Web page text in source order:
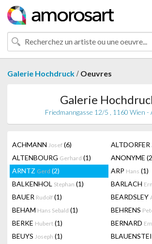
Galerie Hochdruck / Oeuvres
Galerie
Friedmanngasse 12/5 , 1160 Wien -
ACHMANN Josef (6) ALTDORFER
ALTENBOURG Gerhard (1) ANONYME
ARNTZ Gerd (2) ARP Hans (1)
BALKENHOL Stephan (1) BARLACH
BAUER Rudolf (1) BEARDSLEY
BEHAM Hans Sebald (1) BEHRENS
BERKE Hubert (1) BERNARD
BEUYS Joseph (1)